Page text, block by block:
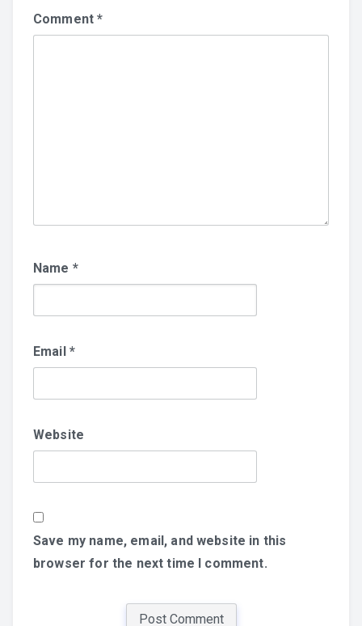
Comment*
Name *
Email *
Website
Save my name, email, and website in this
browser for the next time I comment.